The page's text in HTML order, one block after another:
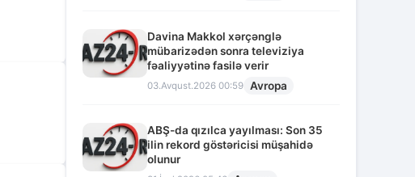
Davina Makkol xərçənglə
mübarizədən sonra televiziya
fəaliyyətinə fasilə verir
03.Avqust.2026 00:59 Avropa
ABŞ-da qızılca yayılması: Son 35
ilin rekord göstəricisi müşahidə
olunur